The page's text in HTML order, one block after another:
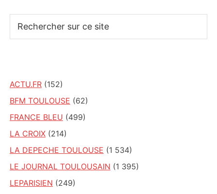
sur
ACTU.FR (152)
BFM TOULOUSE (62)
FRANCE BLEU (499)
LA CROIX (214)
LA DEPECHE TOULOUSE (1 534)
LE JOURNAL TOULOUSAIN (1 395)
LEPARISIEN (249)